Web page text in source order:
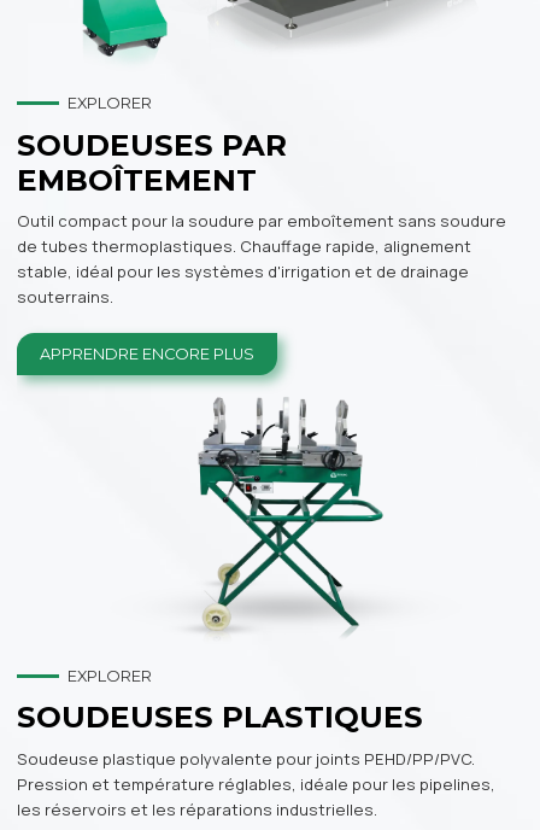
EXPLORER
SOUDEUSES PAR
EMBOÎTEMENT
Outil compact pour la soudure par emboîtement sans soudure
de tubes thermoplastiques. Chauffage rapide, alignement
stable, idéal pour les systèmes d'irrigation et de drainage
souterrains.
APPRENDRE ENCORE PLUS
EXPLORER
SOUDEUSES PLASTIQUES
Soudeuse plastique polyvalente pour joints PEHD/PP/PVC.
Pression et température réglables, idéale pour les pipelines,
les réservoirs et les réparations industrielles.